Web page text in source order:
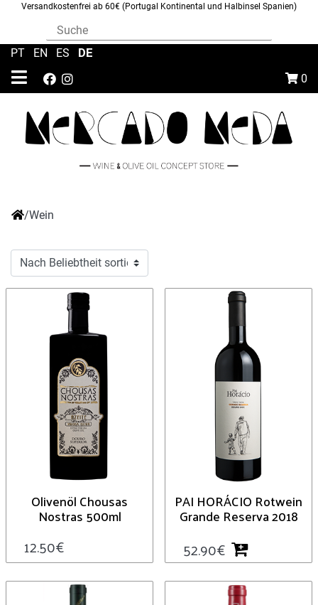
Versandkostenfrei ab 60€ (Portugal Kontinental und Halbinsel Spanien)
0
PT EN ES DE
/Wein
Olivenöl Chousas
Nostras 500ml
12.50€
PAI HORÁCIO Rotwein
Grande Reserva 2018
52.90€